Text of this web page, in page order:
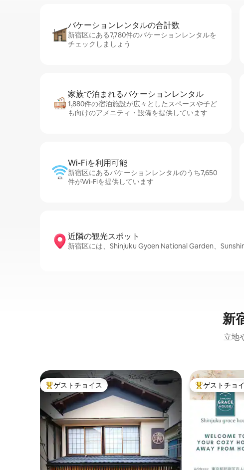
バケーションレ⁠ン⁠タ⁠ル⁠の合⁠計⁠数
新宿区にある7,780件のバケーションレンタルを
チェックしましょう
家族で泊まれるバ⁠ケ⁠ー⁠シ⁠ョ⁠ンレ⁠ン⁠タ⁠ル
1,880件の宿泊施設が広々としたスペースや子ど
も向けのアメニティ・設備を提供しています
Wi-Fiを利⁠用⁠可⁠能
新宿区にあるバケーションレンタルのうち7,650
件がWi-Fiを提供しています
近隣の観光ス⁠ポ⁠ッ⁠ト
新宿区には、Shinjuku Gyoen National Garden、
新
立地
大好評のゲストチョイスです。
ゲストチョイス 大好評のゲス
ゲストチョ